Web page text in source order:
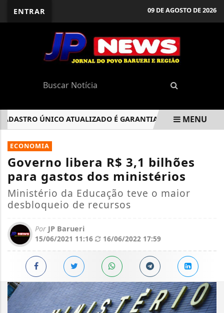
ENTRAR 09 DE AGOSTO DE 2026
ÚNICO ATUALIZADO É GARANTIA DE ACESSO A
EM ALTA
MENU
ECONOMIA
Governo libera R$ 3,1 bilhões
para gastos dos ministérios
Ministério da Educação teve o maior
desbloqueio de recursos
Por JP Barueri
15/06/2021 11:16
16/06/2022 17:59